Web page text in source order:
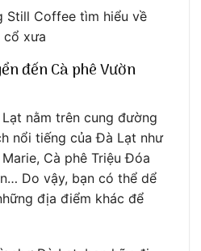
Still Coffee tìm hiểu về
xưa
đến Cà phê Vườn
nằm trên cung đường
nổi tiếng của Đà Lạt như
Cà phê Triệu Đóa
Do vậy, bạn có thể dể
địa điểm khác để